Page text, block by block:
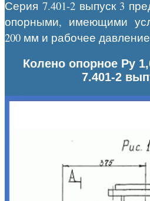
Серия 7.401-2 выпуск 3
опорными, имеющими
200 мм и рабочее
Колено опорное Ру
7.401-2